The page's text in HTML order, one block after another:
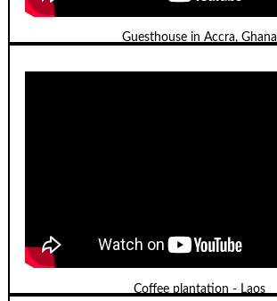
Guesthouse in Accra, Ghana
Coffee plantation - Laos